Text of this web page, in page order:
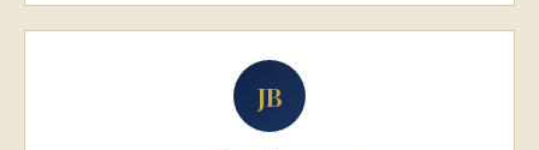
JB